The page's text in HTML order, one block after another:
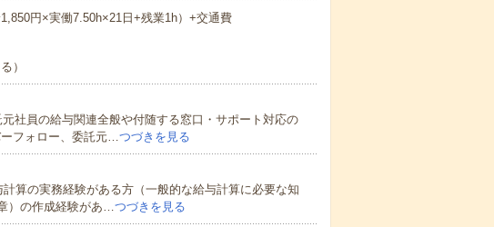
円×実働7.50h×21日+残業1h）+交通費
）
社員の給与関連全般や付随する窓口・サポート対応の
フォロー、委託元…つづきを見る
算の実務経験がある方（一般的な給与計算に必要な知
）の作成経験があ…つづきを見る